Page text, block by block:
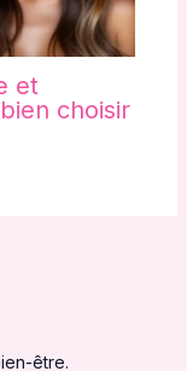
et
choisir
être.